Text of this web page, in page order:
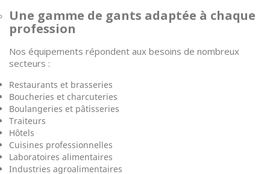
Une gamme de gants adaptée à chaque
profession
Nos équipements répondent aux besoins de nombreux
secteurs :
Restaurants et brasseries
Boucheries et charcuteries
Boulangeries et pâtisseries
Traiteurs
Hôtels
Cuisines professionnelles
Laboratoires alimentaires
Industries agroalimentaires